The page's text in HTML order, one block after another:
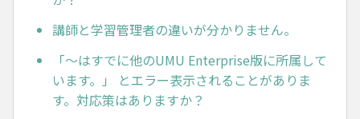
講師と学習管理者の違いが分かりません。
「～はすでに他のUMU Enterprise版に所属して
います。」 とエラー表示されることがありま
す。対応策はありますか？